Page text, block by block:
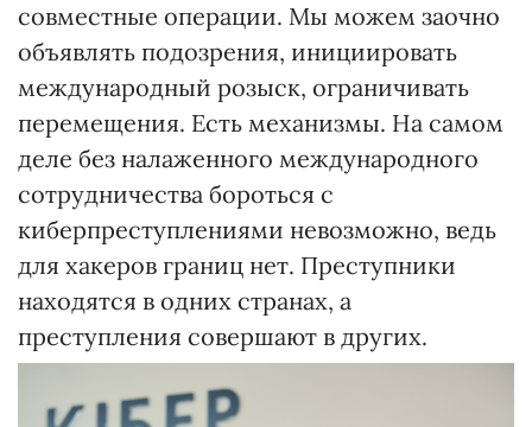
совместные операции. Мы можем заочно
объявлять подозрения, инициировать
международный розыск, ограничивать
перемещения. Есть механизмы. На самом
деле без налаженного международного
сотрудничества бороться с
киберпреступлениями невозможно, ведь
для хакеров границ нет. Преступники
находятся в одних странах, а
преступления совершают в других.